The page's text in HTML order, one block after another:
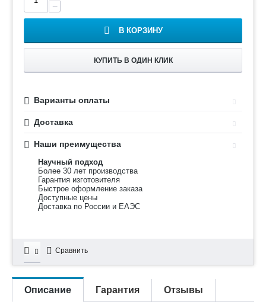
−
В КОРЗИНУ
КУПИТЬ В ОДИН КЛИК
Варианты оплаты
Доставка
Наши преимущества
Научный подход
Более 30 лет производства
Гарантия изготовителя
Быстрое оформление заказа
Доступные цены
Доставка по России и ЕАЭС
Сравнить
Описание Гарантия Отзывы